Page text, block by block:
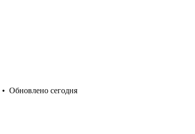
• Обновлено сегодня